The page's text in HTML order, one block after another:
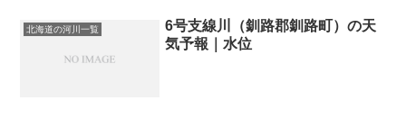
北海道の河川一覧
6号支線川（釧路郡釧路町）の天
気予報｜水位